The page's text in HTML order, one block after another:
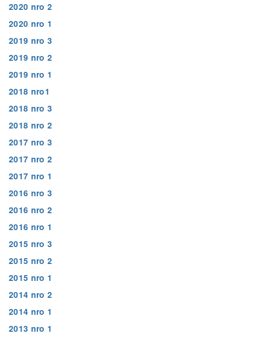
2020 nro 2
2020 nro 1
2019 nro 3
2019 nro 2
2019 nro 1
2018 nro1
2018 nro 3
2018 nro 2
2017 nro 3
2017 nro 2
2017 nro 1
2016 nro 3
2016 nro 2
2016 nro 1
2015 nro 3
2015 nro 2
2015 nro 1
2014 nro 2
2014 nro 1
2013 nro 1